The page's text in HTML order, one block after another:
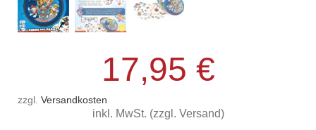
17,95 €
zzgl. Versandkosten
inkl. MwSt. (zzgl. Versand)